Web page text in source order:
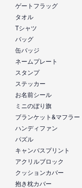
ゲートフラッグ
タオル
Tシャツ
バッグ
缶バッジ
ネームプレート
スタンプ
ステッカー
お名前シール
ミニのぼり旗
ブランケット&マフラー
ハンディファン
パズル
キャンバスプリント
アクリルブロック
クッションカバー
抱き枕カバー